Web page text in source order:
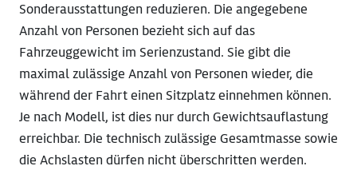
Sonderausstattungen reduzieren. Die angegebene
Anzahl von Personen bezieht sich auf das
Fahrzeuggewicht im Serienzustand. Sie gibt die
maximal zulässige Anzahl von Personen wieder, die
während der Fahrt einen Sitzplatz einnehmen können.
Je nach Modell, ist dies nur durch Gewichtsauflastung
erreichbar. Die technisch zulässige Gesamtmasse sowie
die Achslasten dürfen nicht überschritten werden.